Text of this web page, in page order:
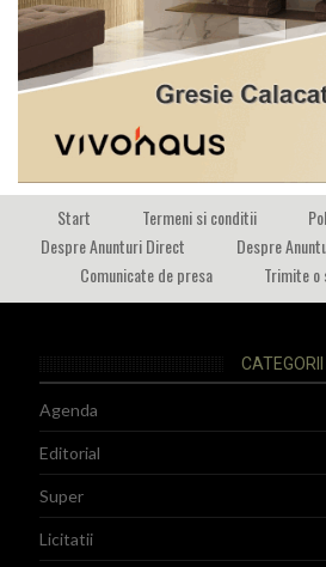
Start Termeni si conditii
Despre Anunturi Direct
Despre
Comunicate de presa
Trimite
Agenda
Editorial
Super
Licitatii